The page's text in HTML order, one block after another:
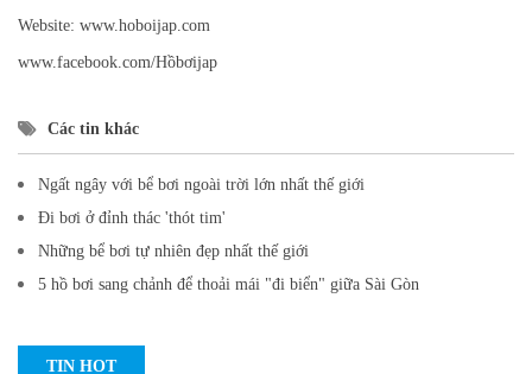
Website: www.hoboijap.com
www.facebook.com/Hồbơijap
Các tin khác
Ngất ngây với bể bơi ngoài trời lớn nhất thế giới
Đi bơi ở đỉnh thác 'thót tim'
Những bể bơi tự nhiên đẹp nhất thế giới
5 hồ bơi sang chảnh để thoải mái "đi biển" giữa Sài Gòn
TIN HOT